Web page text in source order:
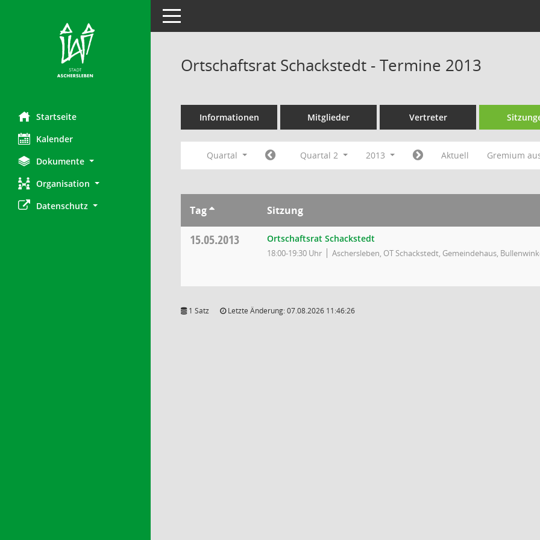
Startseite
Kalender
Dokumente
Organisation
Datenschutz
Toggle navigation
Ortschaftsrat Schackstedt - Termine 2013
Informationen Mitglieder Vertreter
Quartal Quartal 2 2013 Aktuell Gremium
Tag Sitzung
15.05.2013 Ortschaftsrat Schackstedt
18:00-19:30 Uhr Aschersleben, OT Schackstedt, Gemeindehaus,
1 Satz Letzte Änderung: 07.08.2026 11:46:26